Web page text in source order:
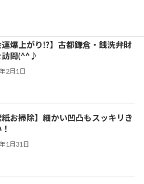
運爆上がり⁉】古都鎌倉・銭洗弁財
訪問(^^♪
2月1日
紙お掃除】細かい凹凸もスッキリき
1月31日